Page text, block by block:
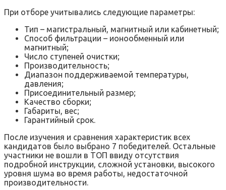
При отборе учитывались следующие параметры:
Тип – магистральный, магнитный или кабинетный;
Способ фильтрации – ионообменный или
магнитный;
Число ступеней очистки;
Производительность;
Диапазон поддерживаемой температуры,
давления;
Присоединительный размер;
Качество сборки;
Габариты, вес;
Гарантийный срок.
После изучения и сравнения характеристик всех
кандидатов было выбрано 7 победителей. Остальные
участники не вошли в ТОП ввиду отсутствия
подробной инструкции, сложной установки, высокого
уровня шума во время работы, недостаточной
производительности.